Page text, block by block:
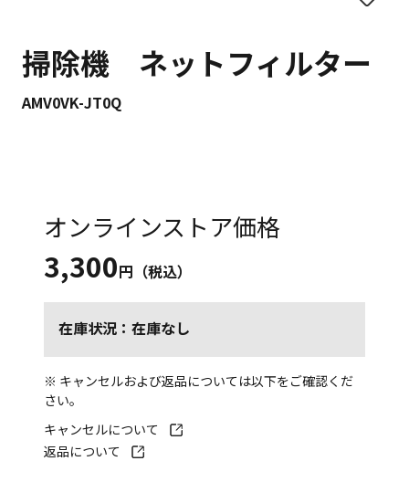
掃除機 ネットフィルター
AMV0VK-JT0Q
オンラインストア価格
3,300円（税込）
在庫状況：在庫なし
※ キャンセルおよび返品については以下をご確認くだ
さい。
キャンセルについて
返品について